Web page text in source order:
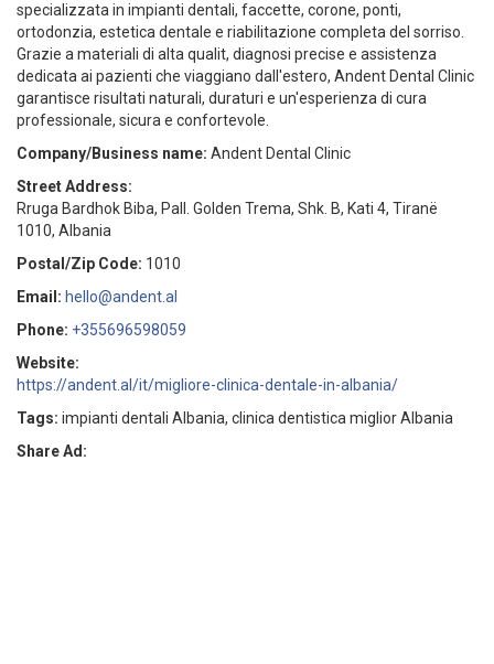
specializzata in impianti dentali, faccette, corone, ponti,
ortodonzia, estetica dentale e riabilitazione completa del sorriso.
Grazie a materiali di alta qualit, diagnosi precise e assistenza
dedicata ai pazienti che viaggiano dall'estero, Andent Dental Clinic
garantisce risultati naturali, duraturi e un'esperienza di cura
professionale, sicura e confortevole.
Company/Business name: Andent Dental Clinic
Street Address:
Rruga Bardhok Biba, Pall. Golden Trema, Shk. B, Kati 4, Tiranë
1010, Albania
Postal/Zip Code: 1010
Email: hello@andent.al
Phone: +355696598059
Website:
https://andent.al/it/migliore-clinica-dentale-in-albania/
Tags: impianti dentali Albania, clinica dentistica miglior Albania
Share Ad: